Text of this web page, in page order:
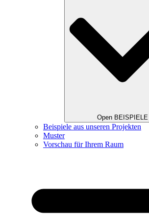
Open BEISPIELE
Beispiele aus unseren Projekten
Muster
Vorschau für Ihrem Raum